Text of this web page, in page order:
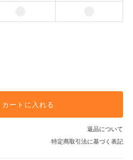
カートに入れる
返品について
特定商取引法に基づく表記